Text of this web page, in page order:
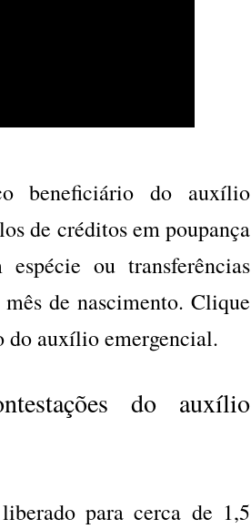
beneficiário do auxílio
de créditos em poupança
ou transferências
de nascimento. Clique
do auxílio emergencial.
do auxílio
para cerca de 1,5